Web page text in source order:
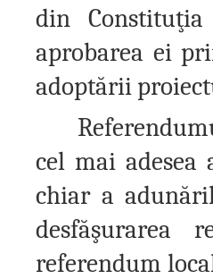
din Constituţia
aprobarea ei
adoptării
cel mai
chiar a
desfăşurarea
referendum